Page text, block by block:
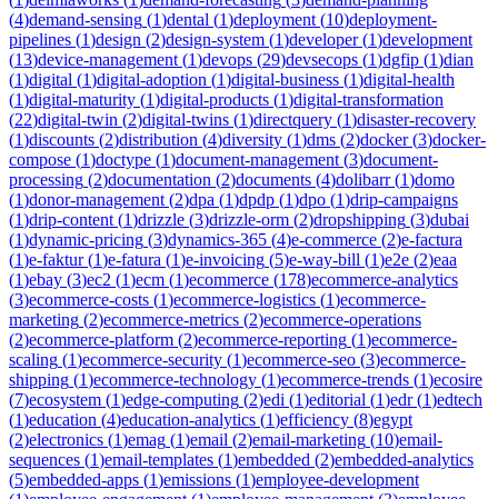
(4)demand-sensing (1)dental (1)deployment (10)deployment-
pipelines (1)design (2)design-system (1)developer(1)development
(13)device-management (1)devops (29)devsecops (1)dgfip (1)dian
(1)digital (1)digital-adoption (1)digital-business (1)digital-health
(1)digital-maturity (1)digital-products (1)digital-transformation
(22)digital-twin (2)digital-twins (1)directquery (1)disaster-recovery
(1)discounts (2)distribution (4)diversity (1)dms (2)docker(3)docker-
compose (1)doctype (1)document-management (3)document-
processing (2)documentation (2)documents (4)dolibarr(1)domo
(1)donor-management (2)dpa (1)dpdp (1)dpo (1)drip-campaigns
(1)drip-content (1)drizzle (3)drizzle-orm (2)dropshipping (3)dubai
(1)dynamic-pricing (3)dynamics-365 (4)e-commerce (2)e-factura
(1)e-faktur(1)e-fatura (1)e-invoicing (5)e-way-bill (1)e2e (2)eaa
(1)ebay (3)ec2 (1)ecm (1)ecommerce (178)ecommerce-analytics
(3)ecommerce-costs (1)ecommerce-logistics (1)ecommerce-
marketing (2)ecommerce-metrics (2)ecommerce-operations
(2)ecommerce-platform (2)ecommerce-reporting (1)ecommerce-
scaling (1)ecommerce-security (1)ecommerce-seo (3)ecommerce-
shipping (1)ecommerce-technology (1)ecommerce-trends (1)ecosire
(7)ecosystem (1)edge-computing (2)edi (1)editorial (1)edr(1)edtech
(1)education (4)education-analytics (1)efficiency (8)egypt
(2)electronics (1)emag (1)email (2)email-marketing (10)email-
sequences (1)email-templates (1)embedded (2)embedded-analytics
(5)embedded-apps (1)emissions (1)employee-development